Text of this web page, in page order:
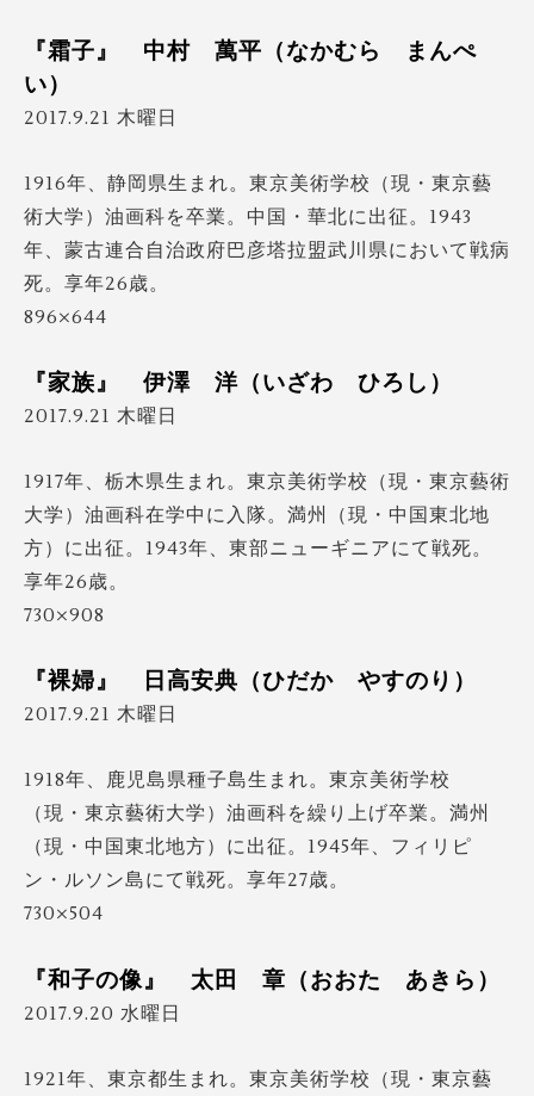
『霜子』 中村 萬平（なかむら まんぺ
い）
2017.9.21 木曜日
1916年、静岡県生まれ。東京美術学校（現・東京藝
術大学）油画科を卒業。中国・華北に出征。1943
年、蒙古連合自治政府巴彦塔拉盟武川県において戦病
死。享年26歳。
896×644
『家族』 伊澤 洋（いざわ ひろし）
2017.9.21 木曜日
1917年、栃木県生まれ。東京美術学校（現・東京藝術
大学）油画科在学中に入隊。満州（現・中国東北地
方）に出征。1943年、東部ニューギニアにて戦死。
享年26歳。
730×908
『裸婦』 日高安典（ひだか やすのり）
2017.9.21 木曜日
1918年、鹿児島県種子島生まれ。東京美術学校
（現・東京藝術大学）油画科を繰り上げ卒業。満州
（現・中国東北地方）に出征。1945年、フィリピ
ン・ルソン島にて戦死。享年27歳。
730×504
『和子の像』 太田 章（おおた あきら）
2017.9.20 水曜日
1921年、東京都生まれ。東京美術学校（現・東京藝